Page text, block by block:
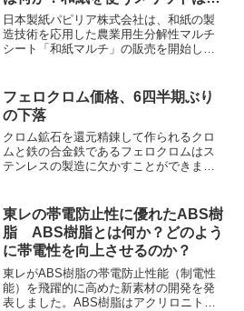
か？
日本製紙パピリア株式会社は、和紙の製
造技術を応用した農業用生分解性マルチ
シート「和紙マルチ」の販売を開始しま
容易など機能面でのメリットがありま
す。和紙の構造がなぜメリットにつなが
るのかを知ることができます。
フェロクロム価格、6四半期ぶり
の下落
クロム鉱石を還元精錬して作られるクロ
ムと鉄の合金鉄であるフェロクロムはス
テンレスの製造に欠かすことができませ
東レの帯電防止性に優れたABS樹
脂 ABS樹脂とは何か？どのよう
に帯電性を向上させるのか？
東レがABS樹脂の帯電防止性能（制電性
能）を飛躍的に高めた新素材の開発を発
表しました。ABS樹脂はアクリロニトリ